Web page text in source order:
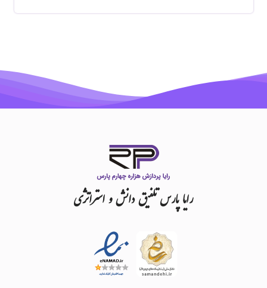
رایاپارستلفیقدانشواستراتژی